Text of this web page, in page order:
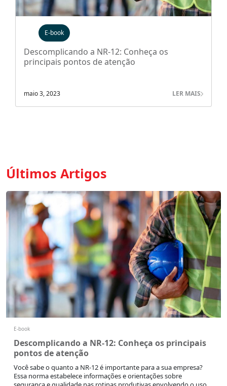
E-book
Descomplicando a NR-12: Conheça os
principais pontos de atenção
maio 3, 2023 LER MAIS
Últimos Artigos
E-book
Descomplicando a NR-12: Conheça os principais
pontos de atenção
Você sabe o quanto a NR-12 é importante para a sua empresa?
Essa norma estabelece informações e orientações sobre